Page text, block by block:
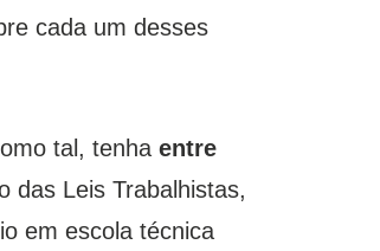
cada um desses
tal, tenhaentre
das Leis Trabalhistas,
em escola técnica